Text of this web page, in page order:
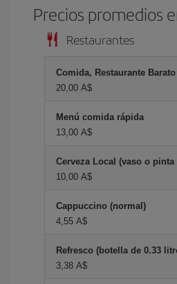
Precios promedios
Restaurantes
Comida, Restaurante Barato
20,00 A$
Menú comida rápida
13,00 A$
Cerveza Local (vaso o
10,00 A$
Cappuccino (normal)
4,55 A$
Refresco (botella de 0.33
3,38 A$